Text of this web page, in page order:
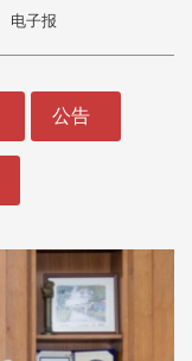
电子报
公告